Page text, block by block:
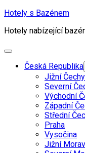
Skip
content
Hotely s Bazénem
Hotely nabízející
Expand
Česká Republika
Jižní Čechy
Severní
Východní
Západní
Střední
Praha
Vysočina
Jižní